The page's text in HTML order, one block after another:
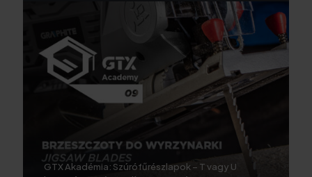
GTX Akadémia: Szúrófűrészlapok – T vagy U